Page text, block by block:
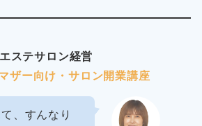
エステサロン経営
ザー向け・サロン開業講座
、すんなり